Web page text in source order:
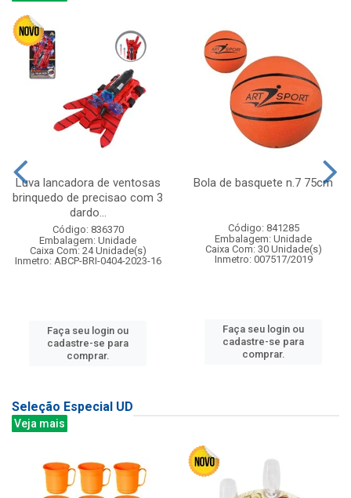
Luva lancadora de ventosas
brinquedo de precisao com 3
dardo...
Código: 836370
Embalagem: Unidade
Caixa Com: 24 Unidade(s)
Inmetro: ABCP-BRI-0404-2023-16
Faça seu login ou
cadastre-se para
comprar.
Bola de basquete n.7 75cm
Código: 841285
Embalagem: Unidade
Caixa Com: 30 Unidade(s)
Inmetro: 007517/2019
Faça seu login ou
cadastre-se para
comprar.
Seleção Especial UD
Veja mais